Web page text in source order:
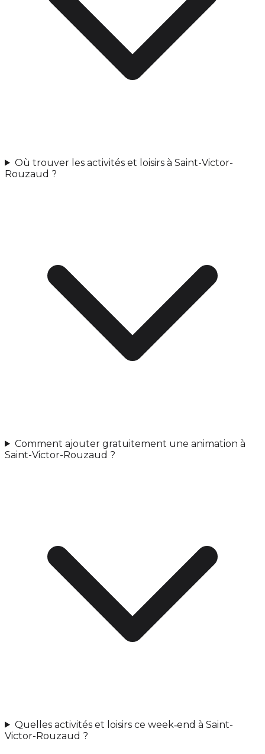
Où trouver les activités et loisirs à Saint-Victor-
Rouzaud ?
Comment ajouter gratuitement une animation à
Saint-Victor-Rouzaud ?
Quelles activités et loisirs ce week‑end à Saint-
Victor-Rouzaud ?